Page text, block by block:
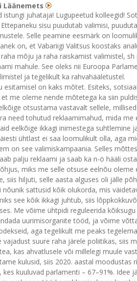
Läänemets
istungi juhataja! Lugupeetud kolleegid!
Ettepaneku sisu puudutab valimisi,
Selle peamine eesmärk on
on, et Vabariigi Valitsus koostaks
mõju ja raha raiskamist valimistel,
mahule. See oleks nii Euroopa
ja tegelikult ka rahvahääletustel.
esitamisel on kaks mõtet. Esiteks,
me oleme nende mõtetega ka siin
otsustama vastavalt sellele,
need tohutud reklaamimahud, mida
eelkõige ikkagi inimestega suhtlemine
ühtlast ei saa loomulikult olla, aga
on see valimiskampaania. Selles
palju reklaami ja saab ka n-ö hääli
miks me selle otsuse eelnõu
siis hiljuti, selle aasta alguses oli jälle
nõunik sattusid kõik olukorda, mis
see kõik ikkagi juhtub, siis
Me võime ühtpidi reguleerida
uurimisorganite tööd, ja võime
aga tegelikult me peaks
vajadust suure raha järele poliitikas, siis
kas ahvatlusele või millelegi muule
kulusid, siis 2020. aastal
kes kuuluvad parlamenti – 67–91%. Idee